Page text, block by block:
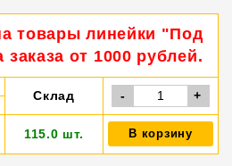
товары линейки "Под
от 1000 рублей.
Склад - +
115.0 шт. В корзину